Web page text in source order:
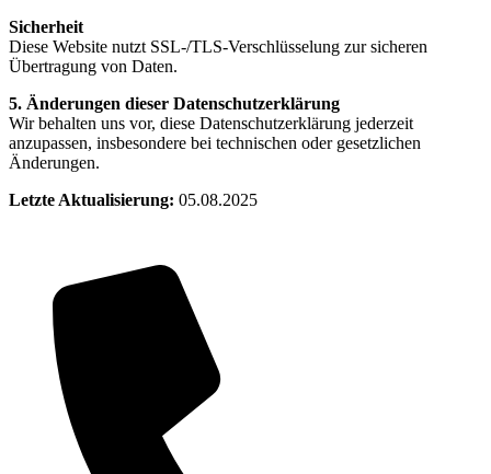
Sicherheit
Diese Website nutzt SSL-/TLS-Verschlüsselung zur sicheren
Übertragung von Daten.
5. Änderungen dieser Datenschutzerklärung
Wir behalten uns vor, diese Datenschutzerklärung jederzeit
anzupassen, insbesondere bei technischen oder gesetzlichen
Änderungen.
Letzte Aktualisierung: 05.08.2025